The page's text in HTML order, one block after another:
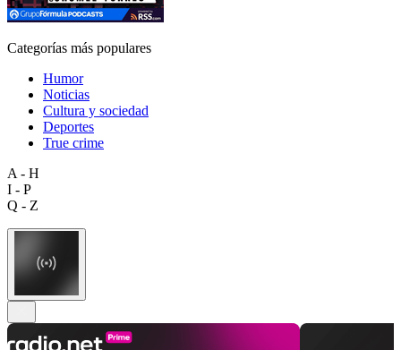
Categorías más populares
Humor
Noticias
Cultura y sociedad
Deportes
True crime
A - H
I - P
Q - Z